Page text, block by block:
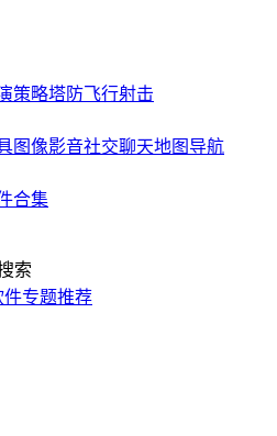
策略塔防飞行射击
图像影音社交聊天地图导航
合集
索
件专题推荐